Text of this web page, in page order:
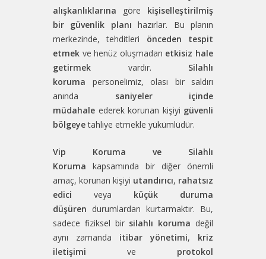
alışkanlıklarına göre kişiselleştirilmiş
bir güvenlik planı hazırlar. Bu planın
merkezinde, tehditleri önceden tespit
etmek ve henüz oluşmadan etkisiz hale
getirmek vardır. Silahlı
koruma personelimiz, olası bir saldırı
anında saniyeler içinde
müdahale ederek korunan kişiyi güvenli
bölgeyetahliye etmekle yükümlüdür.
Vip Koruma ve Silahlı
Koruma kapsamında bir diğer önemli
amaç, korunan kişiyi utandırıcı, rahatsız
edici veya küçük duruma
düşüren durumlardan kurtarmaktır. Bu,
sadece fiziksel bir silahlı koruma değil
aynı zamanda itibar yönetimi, kriz
iletişimi ve protokol